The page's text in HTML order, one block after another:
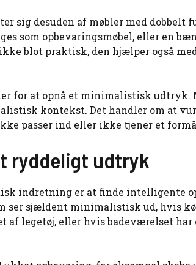
sig desuden af møbler med dobbelt
som opbevaringsmøbel, eller en
blot praktisk, den hjælper også
for at opnå et minimalistisk udtryk.
kontekst. Det handler om at
passer ind eller ikke tjener et
ryddeligt udtryk
indretning er at finde intelligente
ser sjældent minimalistisk ud, hvis
legetøj, eller hvis badeværelset